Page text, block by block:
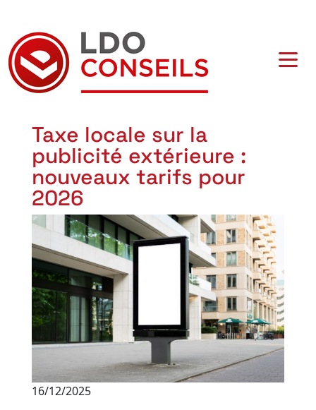
Navigation principale
Taxe locale sur la
publicité extérieure :
nouveaux tarifs pour
2026
16/12/2025